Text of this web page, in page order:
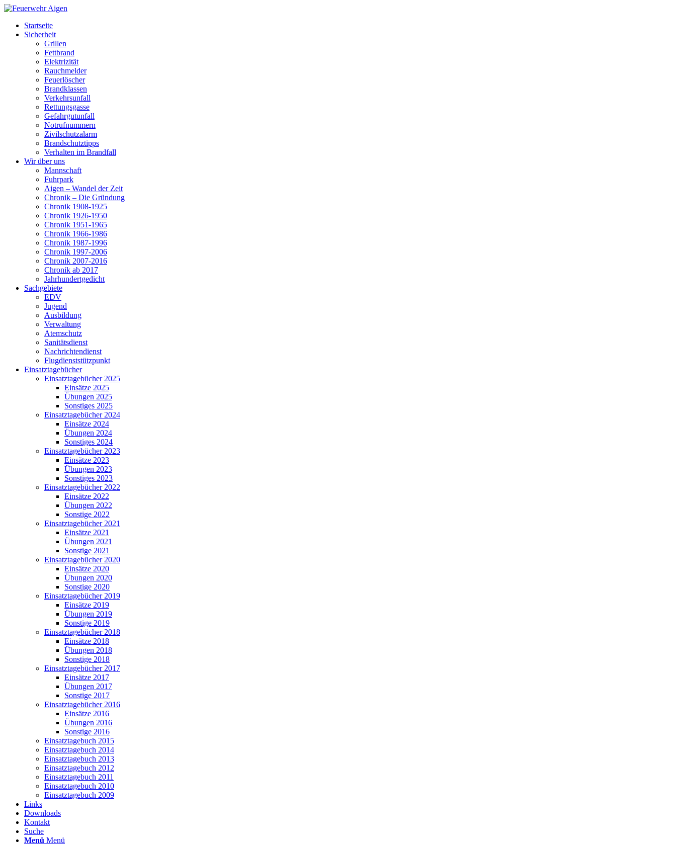
Startseite
Sicherheit
Grillen
Fettbrand
Elektrizität
Rauchmelder
Feuerlöscher
Brandklassen
Verkehrsunfall
Rettungsgasse
Gefahrgutunfall
Notrufnummern
Zivilschutzalarm
Brandschutztipps
Verhalten im Brandfall
Wir über uns
Mannschaft
Fuhrpark
Aigen – Wandel der Zeit
Chronik – Die Gründung
Chronik 1908-1925
Chronik 1926-1950
Chronik 1951-1965
Chronik 1966-1986
Chronik 1987-1996
Chronik 1997-2006
Chronik 2007-2016
Chronik ab 2017
Jahrhundertgedicht
Sachgebiete
EDV
Jugend
Ausbildung
Verwaltung
Atemschutz
Sanitätsdienst
Nachrichtendienst
Flugdienststützpunkt
Einsatztagebücher
Einsatztagebücher 2025
Einsätze 2025
Übungen 2025
Sonstiges 2025
Einsatztagebücher 2024
Einsätze 2024
Übungen 2024
Sonstiges 2024
Einsatztagebücher 2023
Einsätze 2023
Übungen 2023
Sonstiges 2023
Einsatztagebücher 2022
Einsätze 2022
Übungen 2022
Sonstige 2022
Einsatztagebücher 2021
Einsätze 2021
Übungen 2021
Sonstige 2021
Einsatztagebücher 2020
Einsätze 2020
Übungen 2020
Sonstige 2020
Einsatztagebücher 2019
Einsätze 2019
Übungen 2019
Sonstige 2019
Einsatztagebücher 2018
Einsätze 2018
Übungen 2018
Sonstige 2018
Einsatztagebücher 2017
Einsätze 2017
Übungen 2017
Sonstige 2017
Einsatztagebücher 2016
Einsätze 2016
Übungen 2016
Sonstige 2016
Einsatztagebuch 2015
Einsatztagebuch 2014
Einsatztagebuch 2013
Einsatztagebuch 2012
Einsatztagebuch 2011
Einsatztagebuch 2010
Einsatztagebuch 2009
Links
Downloads
Kontakt
Suche
Menü Menü